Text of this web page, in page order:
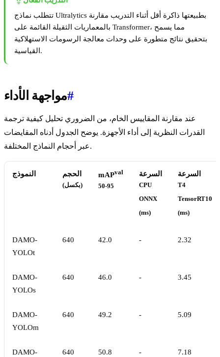
تتطلب نماذج Ultralytics بطبيعتها ذاكرة أقل أثناء التدريب مقارنة
بالمعماريات الثقيلة القائمة على Transformer، مما يسمح
بتحقيق نتائج متطورة على وحدات معالجة الرسومات الاستهلاكية
القياسية.
مواجهة الأداء#
عند مقارنة المقاييس الخام، من الضروري تحليل كيفية ترجمة
القدرات النظرية إلى أداء الأجهزة. يوضح الجدول أدناه المقايضات
عبر أحجام النماذج المختلفة.
النموذج الحجم
(بكسل)
mAPval
50-95
السرعة
CPU
ONNX
(ms)
السرعة
T4
TensorRT10
(ms)
DAMO-
YOLOt
640 42.0 - 2.32
DAMO-
YOLOs
640 46.0 - 3.45
DAMO-
YOLOm
640 49.2 - 5.09
DAMO-
640 50.8 - 7.18